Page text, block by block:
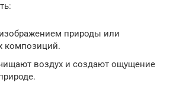
природы или
композиций.
воздух и создают ощущение